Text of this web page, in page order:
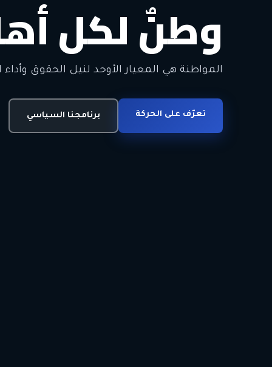
وطنٌ لكل
المواطنة هي المعيار الأوحد لنيل الحقوق وأداء
تعرّف على الحركة برنامجنا السياسي
معاً من أجل
الحرية • الوحدة • السلام • الديمقراطية
انضم للحركة اتصل بنا